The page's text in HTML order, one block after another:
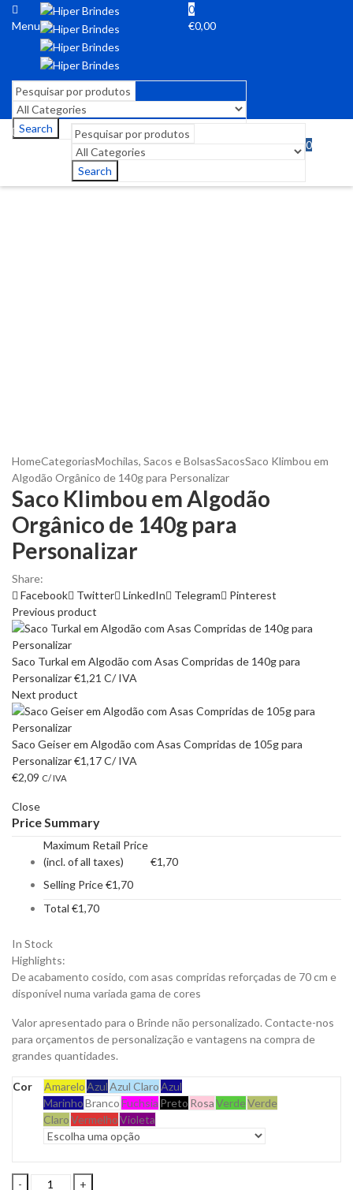
Menu
0
€0,00
Search
Search
0
HomeCategoriasMochilas, Sacos e BolsasSacosSaco Klimbou em
Algodão Orgânico de 140g para Personalizar
Saco Klimbou em Algodão
Orgânico de 140g para
Personalizar
Share:
Facebook
Twitter LinkedIn Telegram
Pinterest
Previous product
Saco Turkal em Algodão com Asas Compridas de 140g para
Personalizar€1,21 C/ IVA
Next product
Saco Geiser em Algodão com Asas Compridas de 105g para
Personalizar€1,17C/ IVA
€2,09 C/ IVA
Close
Price Summary
Maximum Retail Price
(incl. of all taxes)
€1,70
Selling Price€1,70
Total €1,70
In Stock
Highlights:
De acabamento cosido, com asas compridas reforçadas de 70 cm e
disponível numa variada gama de cores
Valor apresentado para o Brinde não personalizado. Contacte-nos
para orçamentos de personalização e vantagens na compra de
grandes quantidades.
Cor AmareloAzulAzul ClaroAzul
MarinhoBrancoFuchsia Preto RosaVerdeVerde
ClaroVermelhoVioleta
Saco